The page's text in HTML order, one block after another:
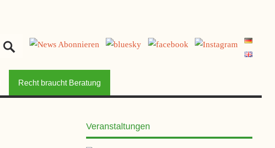
Recht braucht Beratung
Veranstaltungen